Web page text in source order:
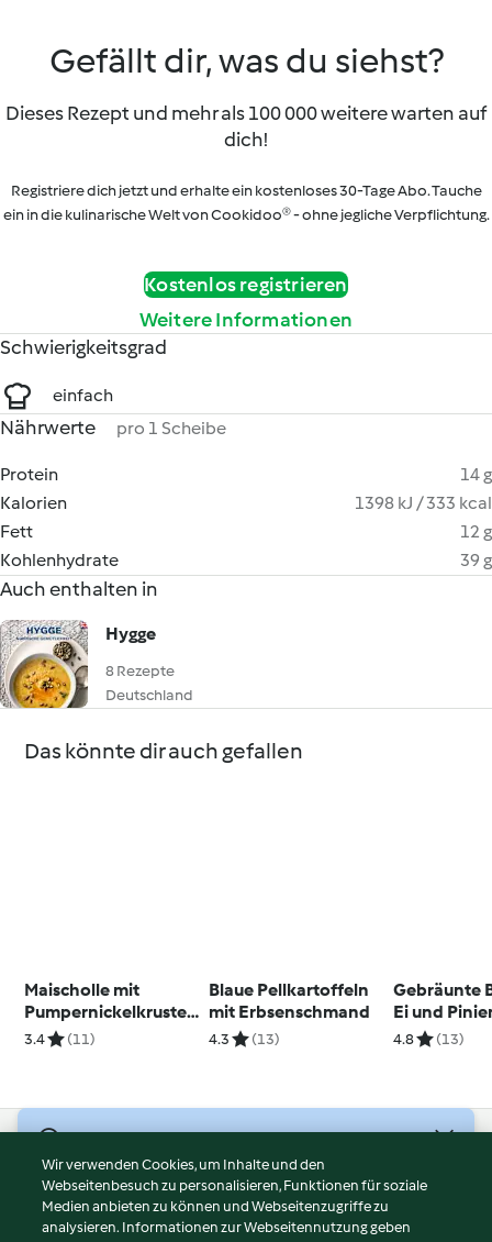
Gefällt dir, was du siehst?
Dieses Rezept und mehr als 100 000 weitere warten auf
dich!
Registriere dich jetzt und erhalte ein kostenloses 30-Tage Abo. Tauche
ein in die kulinarische Welt von Cookidoo® - ohne jegliche Verpflichtung.
Kostenlos registrieren
Weitere Informationen
Schwierigkeitsgrad
einfach
Nährwerte pro 1 Scheibe
Protein
14 g
Kalorien
1398 kJ / 333 kcal
Fett
12 g
Kohlenhydrate
39 g
Auch enthalten in
Hygge
8 Rezepte
Deutschland
Das könnte dir auch gefallen
Maischolle mit
Pumpernickelkruste
und Salat
3.4 (11)
Blaue Pellkartoffeln
mit Erbsenschmand
4.3 (13)
Gebräunte
Ei und
4.8 (13)
Nutzungsbedingungen
Datenschutzrichtlinien
Wir verwenden Cookies, um Inhalte und den
Webseitenbesuch zu personalisieren, Funktionen für soziale
Medien anbieten zu können und Webseitenzugriffe zu
analysieren. Informationen zur Webseitennutzung geben